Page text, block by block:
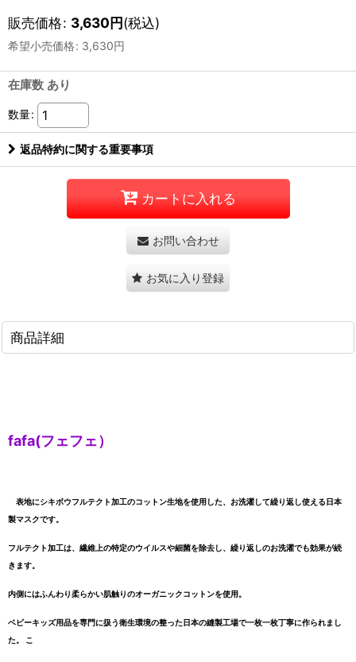
販売価格: 3,630円(税込)
希望小売価格: 3,630円
在庫数 あり
数量:
返品特約に関する重要事項
カートに入れる
お問い合わせ
お気に入り登録
商品詳細
fafa(フェフェ）
表地にシキボウフルテクト加工のコットン生地を使用した、お洗濯して繰り返し使える日本
製マスクです。
フルテクト加工は、繊維上の特定のウイルスや細菌を除去し、繰り返しのお洗濯でも効果が続
きます。
内側にはふんわり柔らかい肌触りのオーガニックコットンを使用。
ベビーキッズ用品を専門に扱う衛生環境の整った日本の縫製工場で一枚一枚丁寧に作られまし
た。 こ